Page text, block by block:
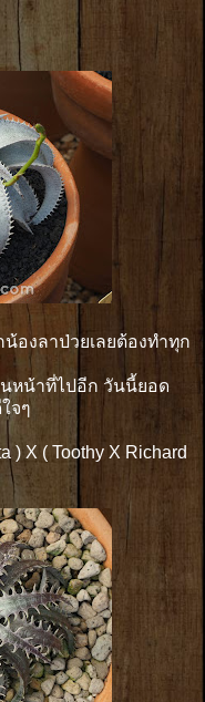
องลาป่วยเลยต้องทำทุก
หน้าที่ไปอีก วันนี้ยอด
จๆ
) X ( Toothy X Richard